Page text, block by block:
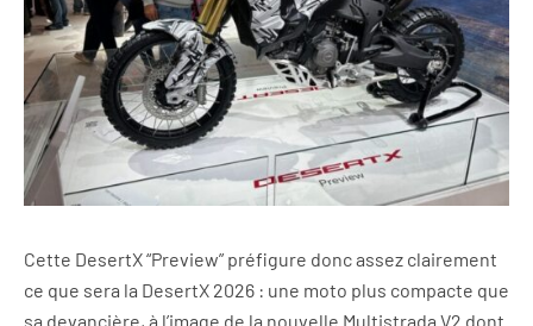
Cette DesertX “Preview” préfigure donc assez clairement
ce que sera la DesertX 2026 : une moto plus compacte que
sa devancière, à l’image de la nouvelle Multistrada V2 dont